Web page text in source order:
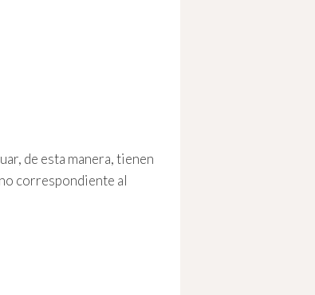
de esta manera, tienen
correspondiente al